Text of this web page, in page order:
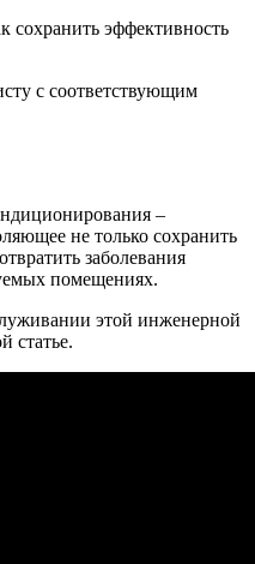
с соответствующим
–
не только сохранить
заболевания
помещениях.
этой инженерной
статье.